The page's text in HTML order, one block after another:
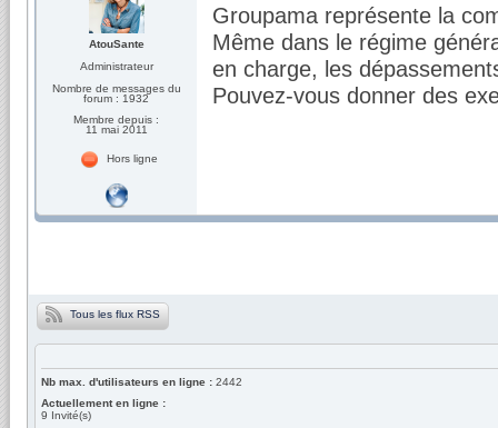
AtouSante
Administrateur
Nombre de messages du
forum : 1932
Membre depuis :
11 mai 2011
Hors ligne
Groupama représente la
Même dans le régime
en charge, les
Pouvez-vous donner des
Tous les flux RSS
Nb max. d'utilisateurs en ligne : 2442
Actuellement en ligne :
9 Invité(s)